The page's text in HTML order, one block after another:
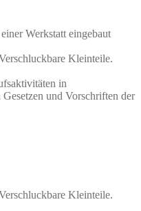
Werkstatt eingebaut
Kleinteile.
in
und Vorschriften der
Kleinteile.